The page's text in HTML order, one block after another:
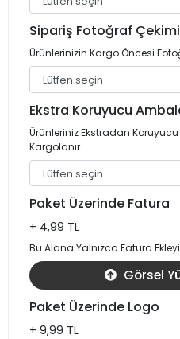
Sipariş Fotoğraf Çekimi
Ürünlerinizin Kargo Öncesi
Ekstra Koruyucu
Ürünleriniz Ekstradan
Kargolanır
Paket Üzerinde Fatura
+ 4,99 TL
Bu Alana Yalnızca Fatura
Görsel
Paket Üzerinde Logo
+ 9,99 TL